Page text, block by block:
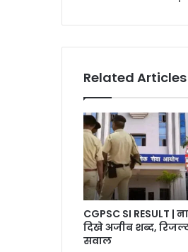
आ
Related Articles
CGPSC SI RESULT |
दिखे अजीब शब्द,
सवाल